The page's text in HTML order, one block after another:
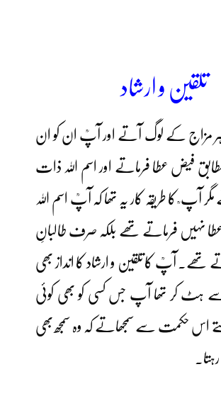
تلقین و ارشاد
کے لوگ آتے اور آپؒ ان کو ان
فیض عطا فرماتے اور اسم اللہ ذات
آپ ؒ کا طریقہ کار یہ تھا کہ آپؒ اسم اللہ
نہیں فرماتے تھے بلکہ صرف طالبانِ
تھے۔ آپؒ کا تلقین و ارشاد کا انداز بھی
ہٹ کر تھا آپ جس کسی کو بھی کوئی
اس حکمت سے سمجھاتے کہ وہ سمجھ بھی